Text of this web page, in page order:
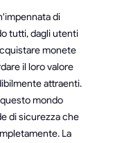
di
tutti, dagli utenti
monete
il loro valore
attraenti.
mondo
di sicurezza che
La